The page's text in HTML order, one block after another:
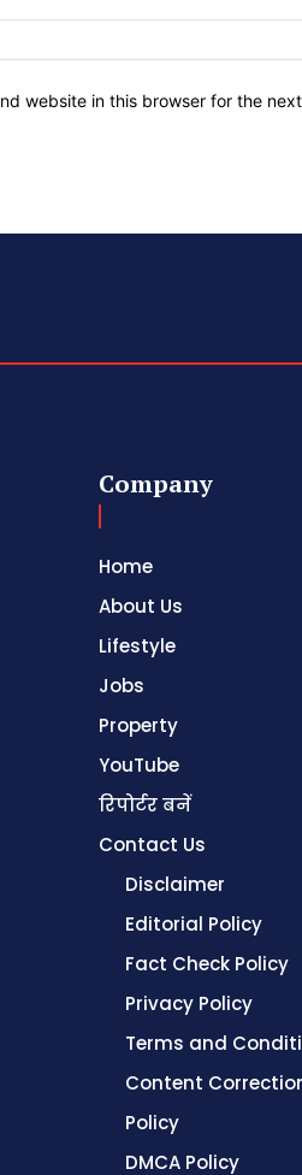
website in this browser for the
Company
Home
About Us
Lifestyle
Jobs
Property
YouTube
रिपोर्टर बनें
Contact Us
Disclaimer
Editorial Policy
Fact Check Policy
Privacy Policy
Terms and
Content
Policy
DMCA Policy